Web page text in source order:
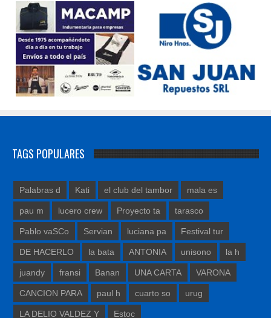
TAGS POPULARES
Palabras d Kati el club del tambor mala es
pau m lucero crew Proyecto ta tarasco
Pablo vaSCo Servian luciana pa Festival tur
DE HACERLO la bata ANTONIA unisono la h
juandy fransi Banan UNA CARTA VARONA
CANCION PARA paul h cuarto so urug
LA DELIO VALDEZ Y Estoc